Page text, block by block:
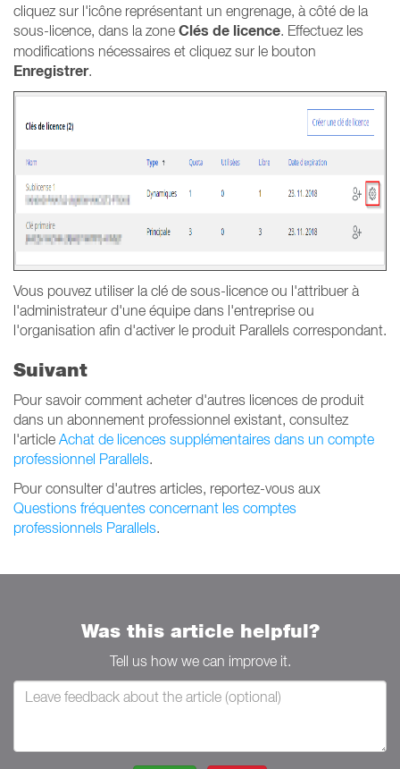
cliquez sur l'icône représentant un engrenage, à côté de la
sous-licence, dans la zone Clés de licence. Effectuez les
modifications nécessaires et cliquez sur le bouton
Enregistrer.
Vous pouvez utiliser la clé de sous-licence ou l'attribuer à
l'administrateur d'une équipe dans l'entreprise ou
l'organisation afin d'activer le produit Parallels correspondant.
Suivant
Pour savoir comment acheter d'autres licences de produit
dans un abonnement professionnel existant, consultez
l'article Achat de licences supplémentaires dans un compte
professionnel Parallels.
Pour consulter d'autres articles, reportez-vous aux
Questions fréquentes concernant les comptes
professionnels Parallels.
Was this article helpful?
Tell us how we can improve it.